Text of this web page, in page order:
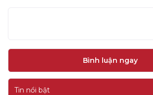
Bình luận ngay
Tin nổi bật